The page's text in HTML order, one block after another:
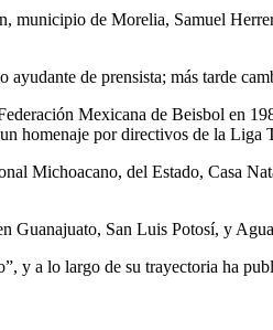
municipio de Morelia, Samuel
de prensista; más tarde
Mexicana de Beisbol en
homenaje por directivos de la Liga
Michoacano, del Estado, Casa
Guanajuato, San Luis Potosí, y
y a lo largo de su trayectoria ha